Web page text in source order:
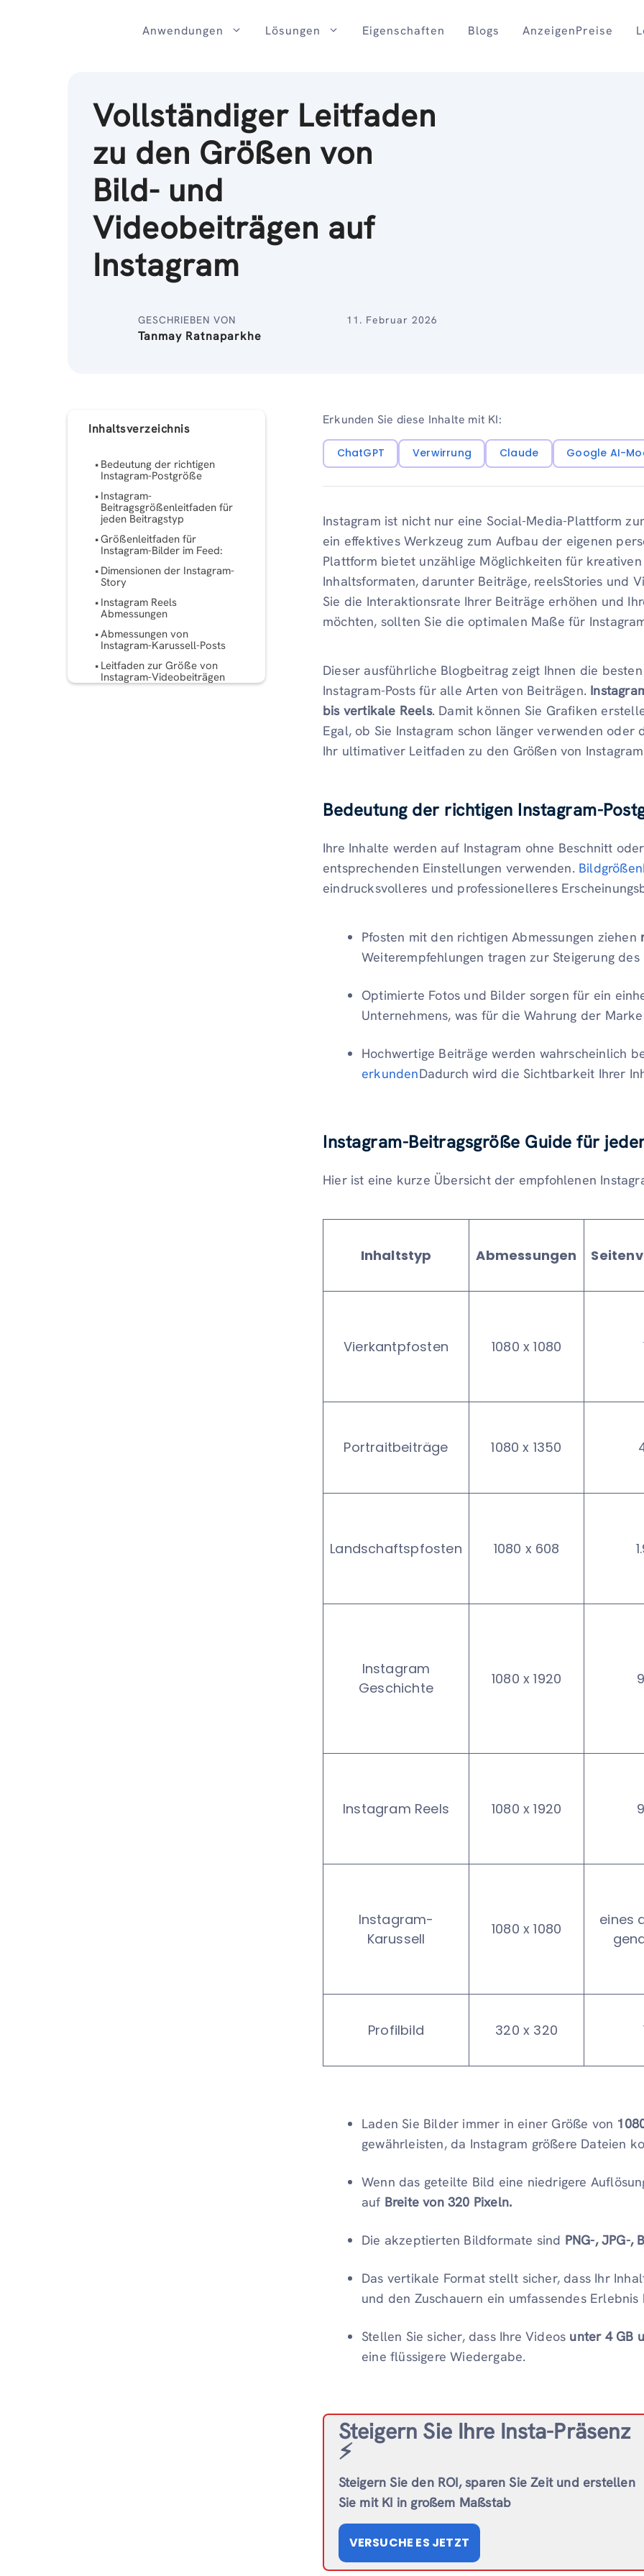
Anwendungen Lösungen Eigenschaften Blogs AnzeigenPreise
Vollständiger Leitfaden
zu den Größen von
Bild- und
Videobeiträgen auf
Instagram
GESCHRIEBEN VON
Tanmay Ratnaparkhe
11. Februar 2026
Inhaltsverzeichnis
Bedeutung der richtigen
Instagram-Postgröße
Instagram-
Beitragsgrößenleitfaden für
jeden Beitragstyp
Größenleitfaden für
Instagram-Bilder im Feed:
Dimensionen der Instagram-
Story
Instagram Reels
Abmessungen
Abmessungen von
Instagram-Karussell-Posts
Leitfaden zur Größe von
Instagram-Videobeiträgen
Erkunden Sie diese Inhalte mit KI:
ChatGPT Verwirrung Claude Google AI-
Instagram ist nicht nur eine Social-Media-Plattform
ein effektives Werkzeug zum Aufbau der eigenen
Plattform bietet unzählige Möglichkeiten für
Inhaltsformaten, darunter Beiträge, reelsStories und
Sie die Interaktionsrate Ihrer Beiträge erhöhen und
möchten, sollten Sie die optimalen Maße für
Dieser ausführliche Blogbeitrag zeigt Ihnen die
Instagram-Posts für alle Arten von Beiträgen.
bis vertikale Reels. Damit können Sie Grafiken
Egal, ob Sie Instagram schon länger verwenden oder
Ihr ultimativer Leitfaden zu den Größen von
Bedeutung der richtigen Instagram-
Ihre Inhalte werden auf Instagram ohne Beschnitt
entsprechenden Einstellungen verwenden. Bildgrößen
eindrucksvolleres und professionelleres
Pfosten mit den richtigen Abmessungen ziehen
Weiterempfehlungen tragen zur Steigerung des
Optimierte Fotos und Bilder sorgen für ein
Unternehmens, was für die Wahrung der
Hochwertige Beiträge werden wahrscheinlich
erkundenDadurch wird die Sichtbarkeit Ihrer
Instagram-Beitragsgröße Guidefür
Hier ist eine kurze Übersicht der empfohlenen
Inhaltstyp Abmessungen
Vierkantpfosten 1080 x 1080
Portraitbeiträge 1080 x 1350
Landschaftspfosten 1080 x 608
Instagram
Geschichte
1080 x 1920
Instagram Reels 1080 x 1920
Instagram-
Karussell
1080 x 1080
eines
Profilbild 320 x 320
Laden Sie Bilder immer in einer Größe von
gewährleisten, da Instagram größere Dateien
Wenn das geteilte Bild eine niedrigere
auf Breite von 320 Pixeln.
Die akzeptierten Bildformate sind PNG-, JPG-,
Das vertikale Format stellt sicher, dass Ihr
und den Zuschauern ein umfassendes Erlebnis
Stellen Sie sicher, dass Ihre Videos unter 4 GB
eine flüssigere Wiedergabe.
Steigern Sie Ihre Insta-Präsenz
⚡️
Steigern Sie den ROI, sparen Sie Zeit und erstellen
Sie mit KI in großem Maßstab
VERSUCHE ES JETZT